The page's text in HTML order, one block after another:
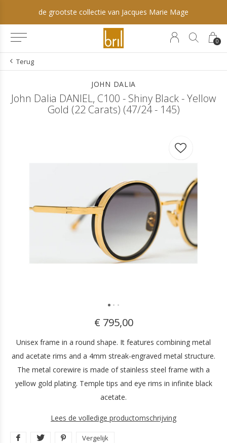
0
de grootste collectie van Jacques Marie Mage
Terug
JOHN DALIA
John Dalia DANIEL, C100 - Shiny Black - Yellow
Gold (22 Carats) (47/24 - 145)
€ 795,00
Unisex frame in a round shape. It features combining metal
and acetate rims and a 4mm streak-engraved metal structure.
The metal corewire is made of stainless steel frame with a
yellow gold plating. Temple tips and eye rims in infinite black
acetate.
Lees de volledige productomschrijving
Vergelijk